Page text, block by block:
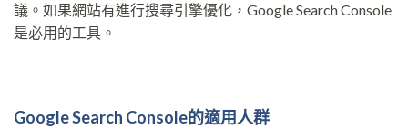
議。如果網站有進行搜尋引擎優化，Google Search Console
是必用的工具。
Google Search Console的適用人群